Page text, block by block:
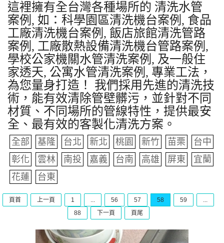
這裡擁有全台灣各種場所的 清洗水管
案例, 如：科學園區清洗機台案例, 食品
工廠清洗機台案例, 飯店旅館清洗管路
案例, 工廠散熱設備清洗機台管路案例,
學校公家機關水管清洗案例, 及一般住
家透天, 公寓水管清洗案例, 專業工法，
為您量身打造！ 我們採用先進的清洗技
術，能有效清除管壁髒污，並針對不同
材質、不同場所的管線特性，提供最安
全、最有效的客製化清洗方案。
全部 基隆 台北 新北 桃園 新竹 苗栗
台中
彰化
雲林 南投 嘉義 台南 高雄 屏東
宜蘭
花蓮
台東
頁首 上一頁 1 ... 56 57 58 59
...
88
下一頁 頁尾